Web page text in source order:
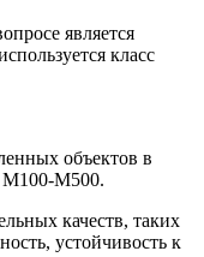
является
класс
объектов в
М100-М500.
качеств, таких
устойчивость к